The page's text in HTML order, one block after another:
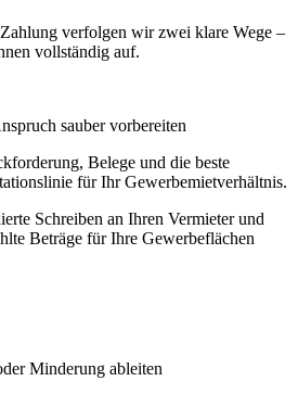
verfolgen wir zwei klare Wege –
vollständig auf.
sauber vorbereiten
Belege und die beste
für Ihr Gewerbemietverhältnis.
Schreiben an Ihren Vermieter und
Beträge für Ihre Gewerbeflächen
Minderung ableiten